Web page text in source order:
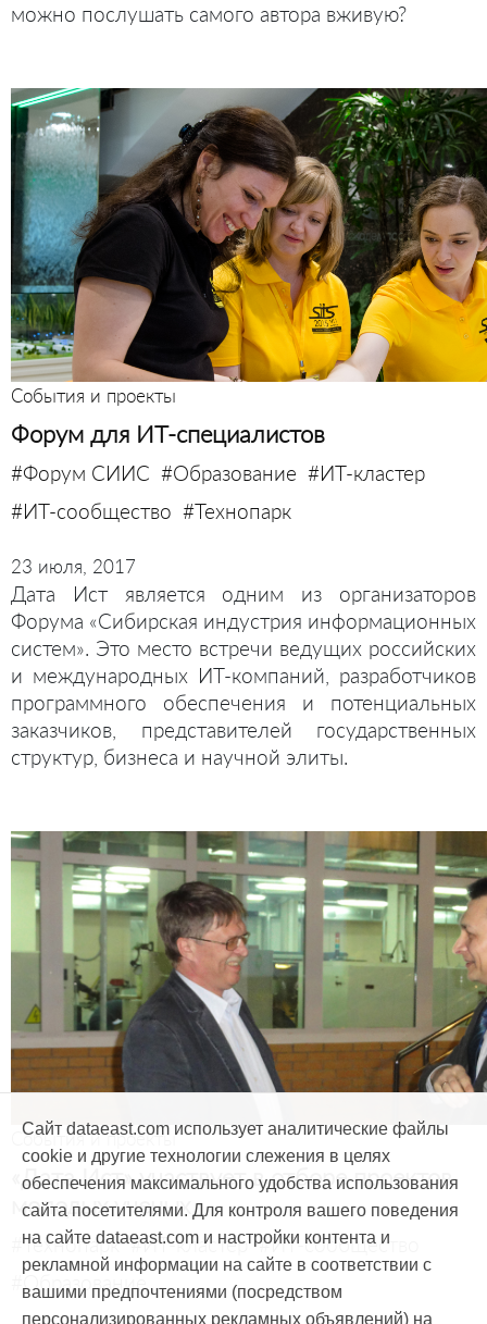
можно послушать самого автора вживую?
События и проекты
Форум для ИТ-специалистов
#Форум СИИС #Образование #ИТ-кластер
#ИТ-сообщество #Технопарк
23 июля, 2017
Дата Ист является одним из организаторов
Форума «Сибирская индустрия информационных
систем». Это место встречи ведущих российских
и международных ИТ-компаний, разработчиков
программного обеспечения и потенциальных
заказчиков, представителей государственных
структур, бизнеса и научной элиты.
События и проекты
«Дата Ист» участвует в отборе проектов
молодых ученых
#Технопарк #ИТ-кластер #ИТ-сообщество
#Образование
Сайт dataeast.com использует аналитические файлы
cookie и другие технологии слежения в целях
обеспечения максимального удобства использования
сайта посетителями. Для контроля вашего поведения
на сайте dataeast.com и настройки контента и
рекламной информации на сайте в соответствии с
вашими предпочтениями (посредством
персонализированных рекламных объявлений) на